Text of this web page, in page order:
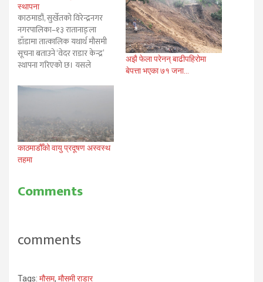
स्थापना
काठमाडौं, सुर्खेतको विरेन्द्रनगर
नगरपालिका–१३ रातानाङ्ला
डाँडामा तात्कालिक यथार्थ मौसमी
सूचना बताउने ‘वेदर राडार केन्द्र’
स्थापना गरिएको छ। यसले
पानी, चट्याङ हिमपात र असिना पर्ने
सुरक्षित हवाई माग पहिचान र आम
जनमानससँग जोडिएका विविध
सूचना सम्प्रेषणका लागि…
अझै फेला परेनन् बाढीपहिरोमा
बेपत्ता भएका ७१ जना…
काठमाडौँको वायु प्रदूषण अस्वस्थ
तहमा
Comments
comments
Tags: मौसम, मौसमी राडार